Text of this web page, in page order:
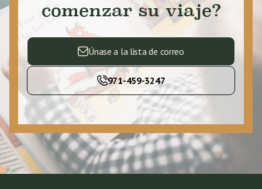
comenzar su viaje?
Únase a la lista de correo
971-459-3247